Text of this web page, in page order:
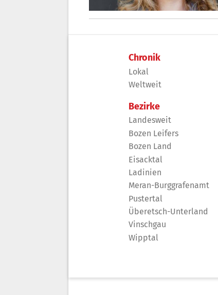
Chronik
Lokal
Weltweit
Bezirke
Landesweit
Bozen Leifers
Bozen Land
Eisacktal
Ladinien
Meran-Burggrafenamt
Pustertal
Überetsch-Unterland
Vinschgau
Wipptal